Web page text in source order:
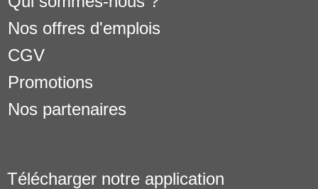
Nos offres d'emplois
CGV
Promotions
Nos partenaires
Télécharger notre application